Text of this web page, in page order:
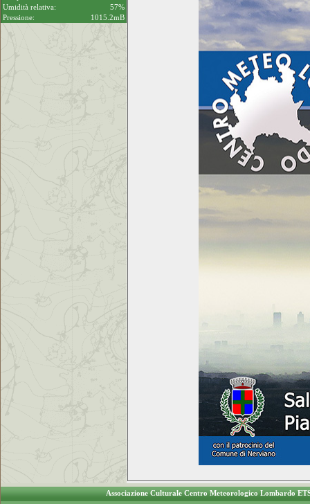
Umidità relativa:
57%
Pressione:
1015.2mB
Associazione Culturale Centro Meteorologico Lombardo